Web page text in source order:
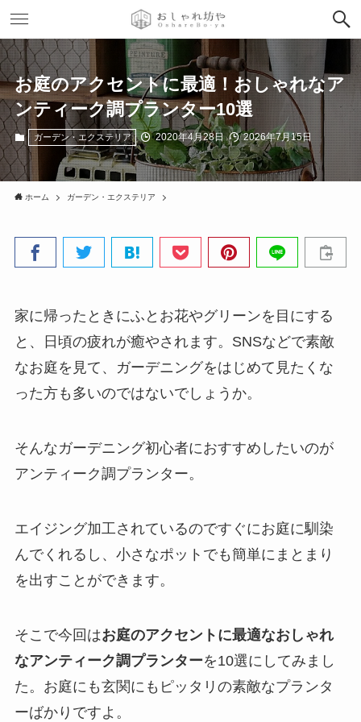
お庭のアクセントに最適！おしゃれなア
ンティーク調プランター10選
ガーデン・エクステリア 2020年4月28日 2026年7月15日
ホーム ガーデン・エクステリア
家に帰ったときにふとお花やグリーンを目にする
と、日頃の疲れが癒やされます。SNSなどで素敵
なお庭を見て、ガーデニングをはじめて見たくな
った方も多いのではないでしょうか。
そんなガーデニング初心者におすすめしたいのが
アンティーク調プランター。
エイジング加工されているのですぐにお庭に馴染
んでくれるし、小さなポットでも簡単にまとまり
を出すことができます。
そこで今回はお庭のアクセントに最適なおしゃれ
なアンティーク調プランターを10選にしてみまし
た。お庭にも玄関にもピッタリの素敵なプランタ
ーばかりですよ。